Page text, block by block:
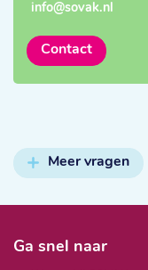
info@sovak.nl
Contact
Meer vragen
Ga snel naar